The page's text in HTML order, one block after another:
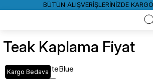
BÜTÜN ALIŞVERİŞLERİNİZDE
Teak Kaplama Fiyat
Kargo BedavaWhiteBlue